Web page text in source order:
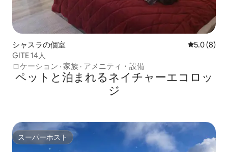
シャスラの個室 レビュー8
5.0 (8)
GITE 14人
ロケーション · 家族 · アメニティ・設備
ペットと泊まれるネイチャーエコロッ
ジ
スーパーホスト
スーパーホスト